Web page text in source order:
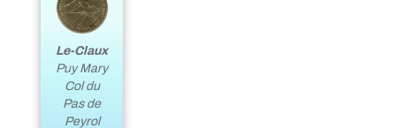
Le-Claux
Puy Mary
Col du
Pas de
Peyrol